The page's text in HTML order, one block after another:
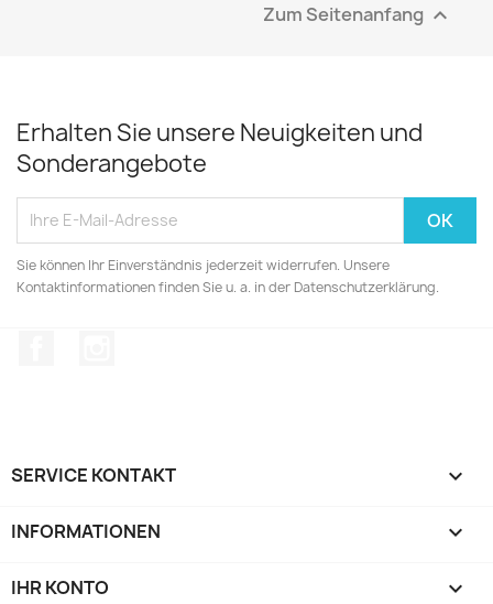
Zum Seitenanfang 
Erhalten Sie unsere Neuigkeiten und
Sonderangebote
Sie können Ihr Einverständnis jederzeit widerrufen. Unsere
Kontaktinformationen finden Sie u. a. in der Datenschutzerklärung.
SERVICE KONTAKT 
INFORMATIONEN 
IHR KONTO 